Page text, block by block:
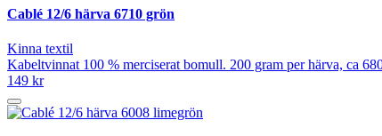
Cablé 12/6 härva 6710 grön
Kinna textil
Kabeltvinnat 100 % merciserat bomull. 200 gram per härva, ca
149 kr